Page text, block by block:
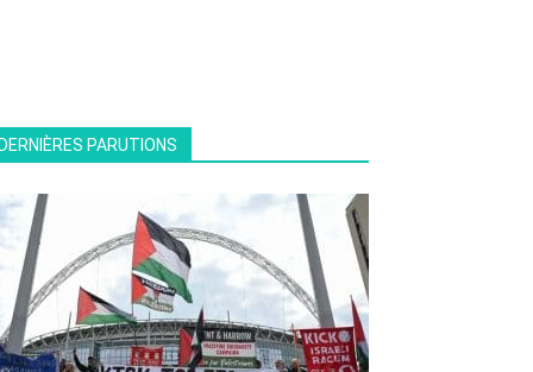
PARUTIONS